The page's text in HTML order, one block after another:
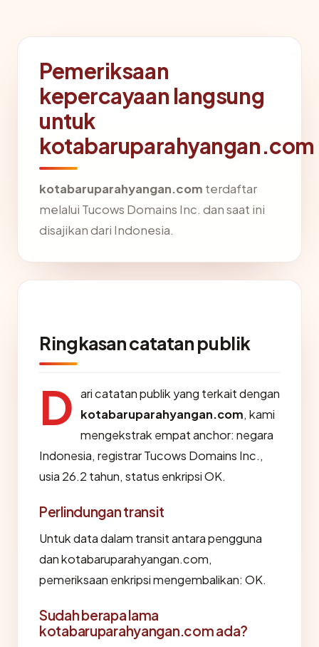
Pemeriksaan
kepercayaan langsung
untuk
kotabaruparahyangan.com
kotabaruparahyangan.com terdaftar
melalui Tucows Domains Inc. dan saat ini
disajikan dari Indonesia.
Ringkasan catatan publik
D ari catatan publik yang terkait dengan
kotabaruparahyangan.com, kami
mengekstrak empat anchor: negara
Indonesia, registrar Tucows Domains Inc.,
usia 26.2 tahun, status enkripsi OK.
Perlindungan transit
Untuk data dalam transit antara pengguna
dan kotabaruparahyangan.com,
pemeriksaan enkripsi mengembalikan: OK.
Sudah berapa lama
kotabaruparahyangan.com ada?